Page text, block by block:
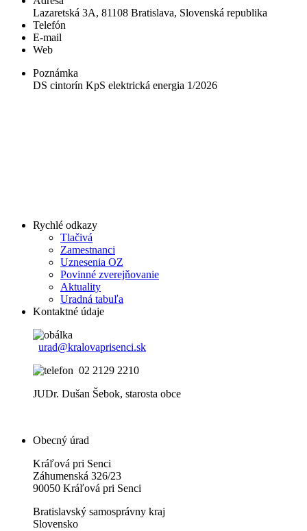
Lazaretská 3A, 81108 Bratislava, Slovenská republika
Telefón
E-mail
Web
Poznámka
DS cintorín KpS elektrická energia 1/2026
Rychlé odkazy
Tlačivá
Zamestnanci
Uznesenia OZ
Povinné zverejňovanie
Aktuality
Uradná tabuľa
Kontaktné údaje
urad@kralovaprisenci.sk
02 2129 2210
JUDr. Dušan Šebok, starosta obce
Obecný úrad
Kráľová pri Senci
Záhumenská 326/23
90050 Kráľová pri Senci
Bratislavský samosprávny kraj
Slovensko